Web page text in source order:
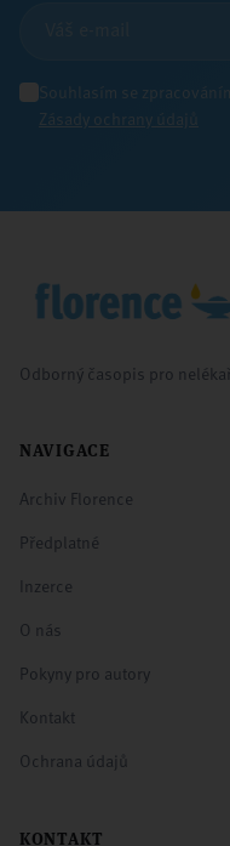
Souhlasím se
Zásady ochrany údajů
Odborný časopis pro
NAVIGACE
Archiv Florence
Předplatné
Inzerce
O nás
Pokyny pro autory
Kontakt
Ochrana údajů
KONTAKT